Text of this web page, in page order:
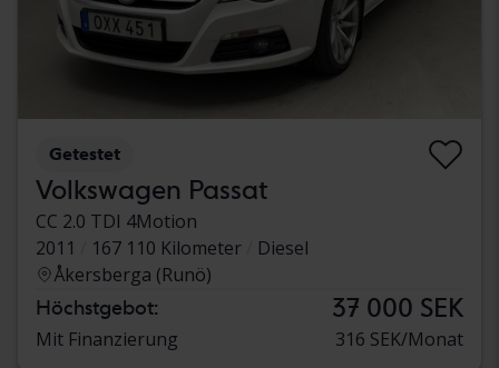
Getestet
Volkswagen Passat
CC 2.0 TDI 4Motion
2011
167 110 Kilometer
Diesel
Åkersberga (Runö)
Höchstgebot: 37 000 SEK
Mit Finanzierung 316 SEK/Monat